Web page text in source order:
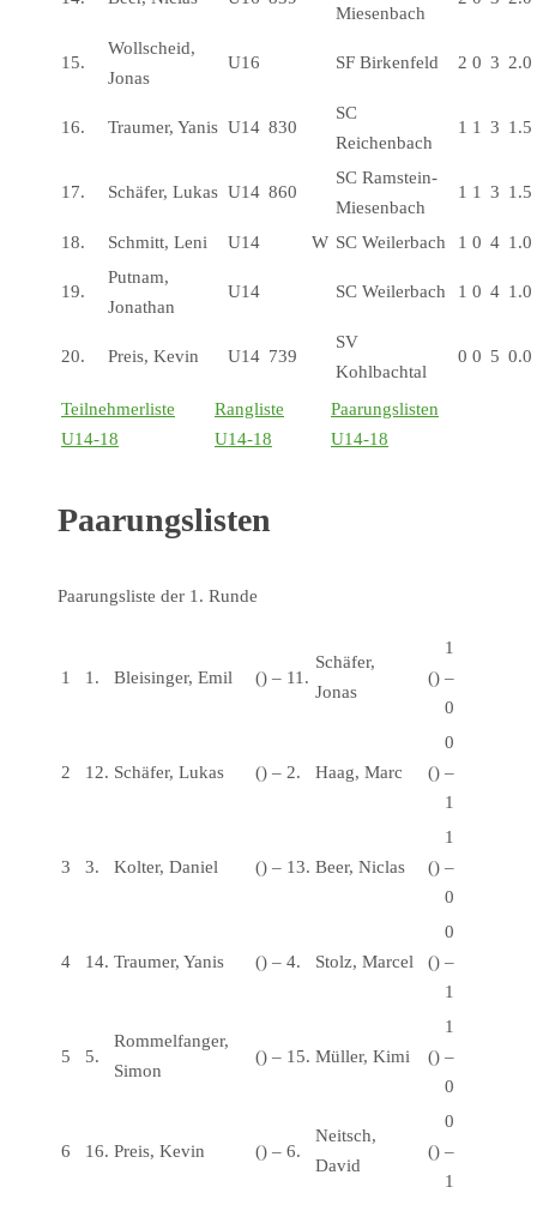
Miesenbach
15.
Wollscheid,
Jonas
U16 SF Birkenfeld 2 0 3 2.0
16. Traumer, Yanis U14 830
SC
Reichenbach
1 1 3 1.5
17. Schäfer, Lukas U14 860
SC Ramstein-
Miesenbach
1 1 3 1.5
18. Schmitt, Leni U14 W SC Weilerbach 1 0 4 1.0
19.
Putnam,
Jonathan
U14 SC Weilerbach 1 0 4 1.0
20. Preis, Kevin U14 739
SV
Kohlbachtal
0 0 5 0.0
Teilnehmerliste
U14-18
Rangliste
U14-18
Paarungslisten
U14-18
Paarungslisten
Paarungsliste der 1. Runde
1 1. Bleisinger, Emil () – 11.
Schäfer,
Jonas
()
1
–
0
2 12. Schäfer, Lukas () – 2. Haag, Marc ()
0
–
1
3 3. Kolter, Daniel () – 13. Beer, Niclas ()
1
–
0
4 14. Traumer, Yanis () – 4. Stolz, Marcel ()
0
–
1
5 5.
Rommelfanger,
Simon
() – 15. Müller, Kimi ()
1
–
0
6 16. Preis, Kevin () – 6.
Neitsch,
David
()
0
–
1